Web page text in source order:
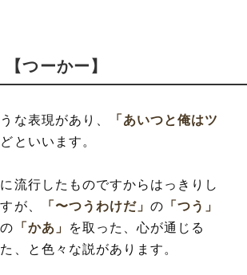
【つーかー】
な表現があり、
「あいつと俺はツ
といいます。
流行したものですからはっきりし
が、
「〜つうわけだ」の 「つう」
の 「かあ」
を取った、心が通じる
、と色々な説があります。